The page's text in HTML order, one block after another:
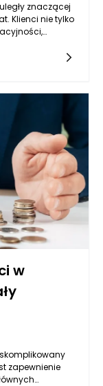
znaczącej
Klienci nie tylko
dostępności
muszą
gości i
w
zapewnienie